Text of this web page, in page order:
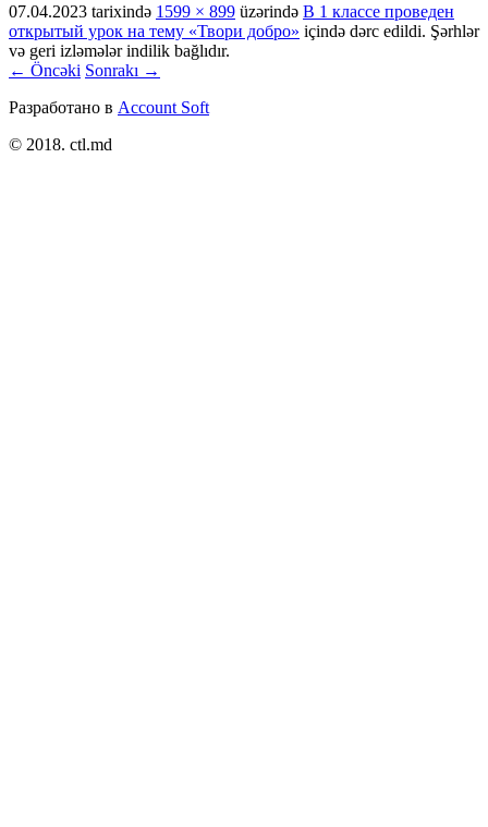
07.04.2023 tarixində 1599 × 899 üzərində В 1 классе проведен
открытый урок на тему «Твори добро» içində dərc edildi. Şərhlər
və geri izləmələr indilik bağlıdır.
← Öncəki Sonrakı →
Разработано в Account Soft
© 2018. ctl.md